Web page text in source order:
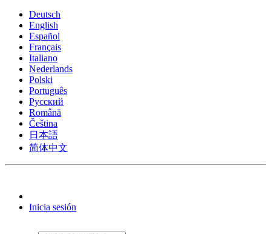
Deutsch
English
Español
Français
Italiano
Nederlands
Polski
Português
Pусский
Română
Čeština
日本語
简体中文
Inicia sesión